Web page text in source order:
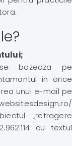
bazeaza pe
in orice
unui e-mail pe
„retragere
cu textul